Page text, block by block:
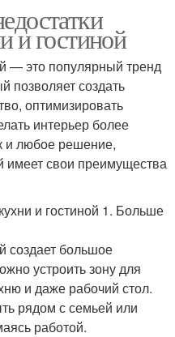
и гостиной
— это популярный тренд
позволяет создать
оптимизировать
интерьер более
и любое решение,
имеет свои преимущества
и гостиной 1. Больше
создает большое
устроить зону для
и даже рабочий стол.
рядом с семьей или
работой.